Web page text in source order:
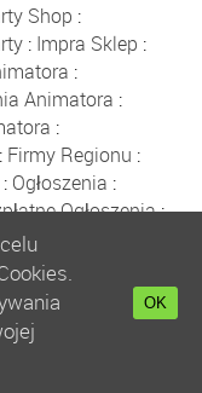
Shop :
: Impra Sklep :
:
Animatora :
:
: Firmy Regionu :
Ogłoszenia :
Ogłoszenia:
:
sklep animatora
:
:Rumia
OK